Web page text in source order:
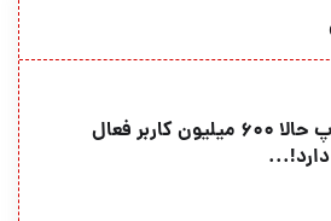
واتس‌اپ حالا ۶۰۰ میلیون کاربر فعال